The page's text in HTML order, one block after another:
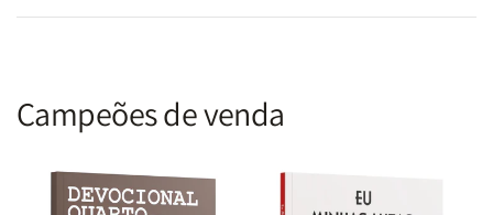
Campeões de venda